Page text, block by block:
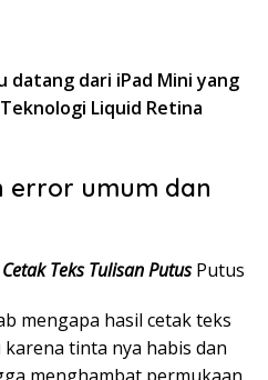
datang dari iPad Mini yang
Liquid Retina
error umum dan
Teks Tulisan PutusPutus
mengapa hasil cetak teks
tinta nya habis dan